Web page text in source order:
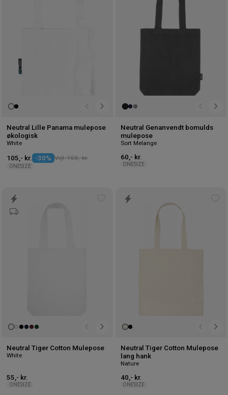
Neutral Lille Panama mulepose
økologisk
White
105,- kr. -30% Vejl. 150,- kr.
ONESIZE
Neutral Genanvendt bomulds
mulepose
Sort Melange
60,- kr.
ONESIZE
Neutral Tiger Cotton Mulepose
White
55,- kr.
ONESIZE
Neutral Tiger Cotton Mulepose
lang hank
Nature
40,- kr.
ONESIZE